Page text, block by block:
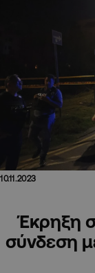
10.11.2023
Έκρηξη
σύνδεση